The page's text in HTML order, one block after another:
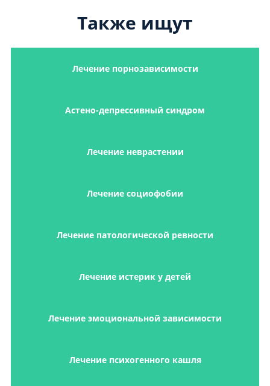
Также ищут
Лечение порнозависимости
Астено-депрессивный синдром
Лечение неврастении
Лечение социофобии
Лечение патологической ревности
Лечение истерик у детей
Лечение эмоциональной зависимости
Лечение психогенного кашля